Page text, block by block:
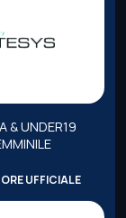
& UNDER19
UFFICIALE